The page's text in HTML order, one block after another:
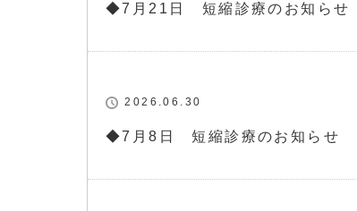
◆7月21日 短縮診療のお知らせ
2026.06.30
◆7月8日 短縮診療のお知らせ